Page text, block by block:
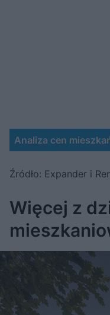
Analiza cen
Źródło: Expander i
Więcej z